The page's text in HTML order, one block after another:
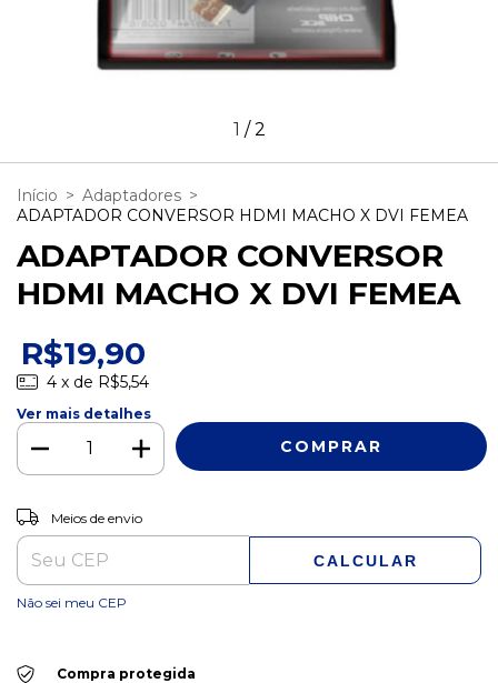
1 /2
Início > Adaptadores >
ADAPTADOR CONVERSOR HDMI MACHO X DVI FEMEA
ADAPTADOR CONVERSOR
HDMI MACHO X DVI FEMEA
R$19,90
4 x de R$5,54
Ver mais detalhes
Entregas para o CEP:
Meios de envio
CALCULAR
Não sei meu CEP
Compra protegida